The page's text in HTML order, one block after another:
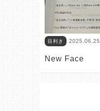
目利き 2025.06.25
New Face